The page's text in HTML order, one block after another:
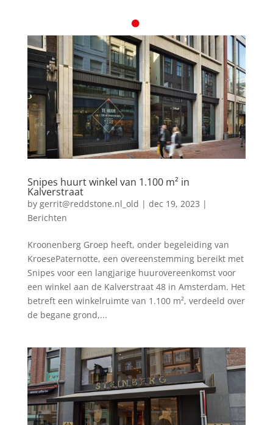
Snipes huurt winkel van 1.100 m² in
Kalverstraat
by gerrit@reddstone.nl_old | dec 19, 2023 |
Berichten
Kroonenberg Groep heeft, onder begeleiding van
KroesePaternotte, een overeenstemming bereikt met
Snipes voor een langjarige huurovereenkomst voor
een winkel aan de Kalverstraat 48 in Amsterdam. Het
betreft een winkelruimte van 1.100 m², verdeeld over
de begane grond,...